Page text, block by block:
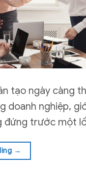
tạo ngày càng
doanh nghiệp,
đứng trước một
→